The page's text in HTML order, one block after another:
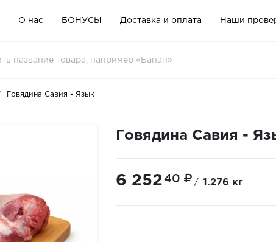
О нас БОНУСЫ Доставка и оплата Наши
Говядина Савия - Язык
Говядина Савия -
6 25240 / 1.276 кг